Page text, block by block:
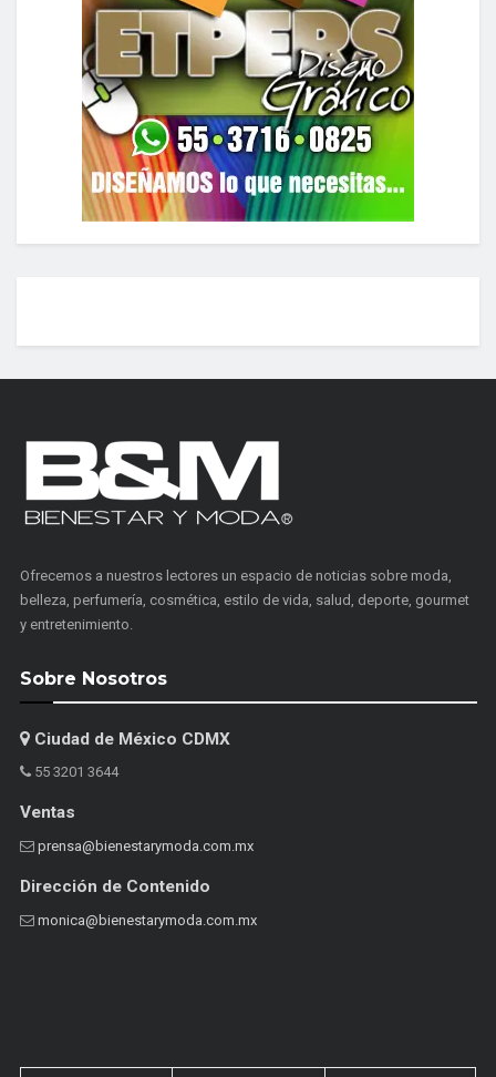
Ofrecemos a nuestros lectores un espacio de noticias sobre moda,
belleza, perfumería, cosmética, estilo de vida, salud, deporte, gourmet
y entretenimiento.
Sobre Nosotros
Ciudad de México CDMX
55 3201 3644
Ventas
prensa@bienestarymoda.com.mx
Dirección de Contenido
monica@bienestarymoda.com.mx